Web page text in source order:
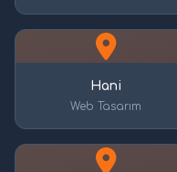
Hani
Web Tasarım